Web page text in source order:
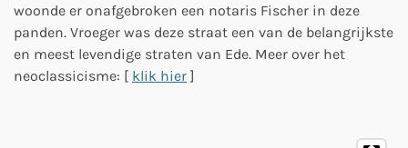
woonde er onafgebroken een notaris Fischer in deze
panden. Vroeger was deze straat een van de belangrijkste
en meest levendige straten van Ede. Meer over het
neoclassicisme: [ klik hier]